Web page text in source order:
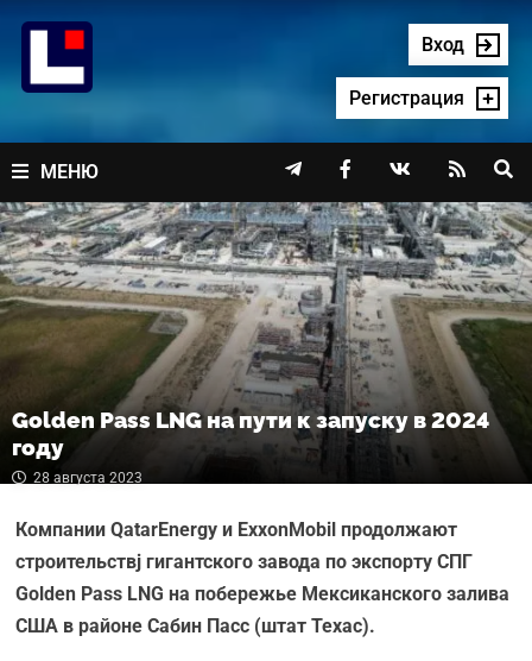
содержимому
Вход
Регистрация
МЕНЮ    
Golden Pass LNG на пути к запуску в 2024
году
28 августа 2023
Компании QatarEnergy и ExxonMobil продолжают
строительствj гигантского завода по экспорту СПГ
Golden Pass LNG на побережье Мексиканского залива
США в районе Сабин Пасс (штат Техас).